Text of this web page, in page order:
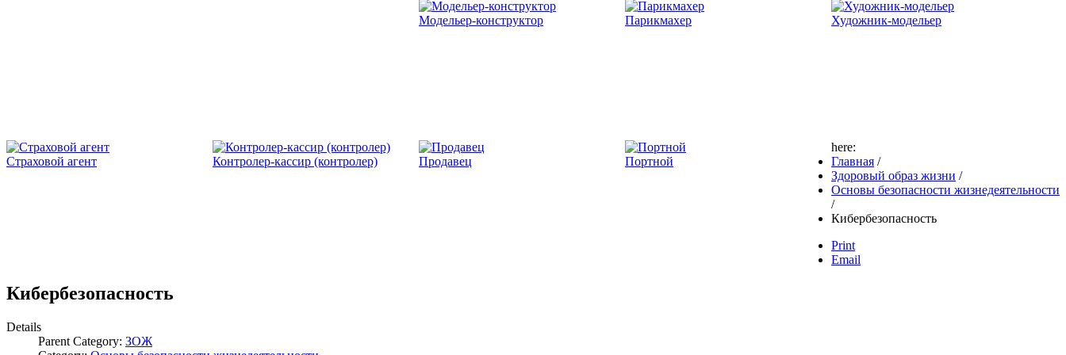
Модельер-конструктор Парикмахер Художник-модельер
Страховой агент Контролер-кассир (контролер) Продавец Портной
here:
Главная /
Здоровый образ жизни /
Основы безопасности жизнедеятельности
/
Кибербезопасность
Print
Email
Кибербезопасность
Details
Parent Category: ЗОЖ